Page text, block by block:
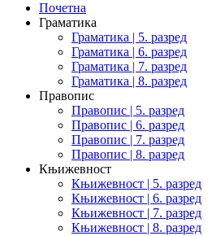
Почетна
Граматика
Граматика | 5. разред
Граматика | 6. разред
Граматика | 7. разред
Граматика | 8. разред
Правопис
Правопис | 5. разред
Правопис | 6. разред
Правопис | 7. разред
Правопис | 8. разред
Књижевност
Књижевност | 5. разред
Књижевност | 6. разред
Књижевност | 7. разред
Књижевност | 8. разред